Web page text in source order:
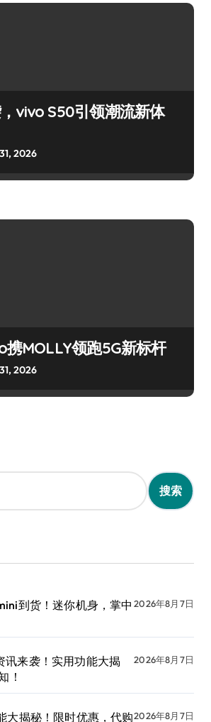
vivo S50引领潮流新体
2026
MOLLY领跑5G新标杆
2026
到货！迷你机身，掌中 2026年8月7日
讯来袭！实用功能大揭
！
2026年8月7日
大揭秘！限时优惠，代购2026年8月7日